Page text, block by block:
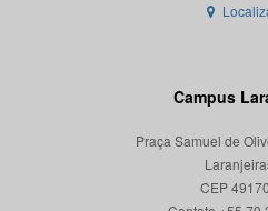
Campus
Praça Samuel de
CEP